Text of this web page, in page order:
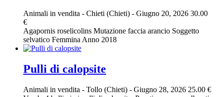
Animali in vendita - Chieti (Chieti) - Giugno 20, 2026 30.00
€
Agapornis roselicolins Mutazione faccia arancio Soggetto
selvatico Femmina Anno 2018
Pulli di calopsite
Animali in vendita - Tollo (Chieti) - Giugno 28, 2026 25.00 €